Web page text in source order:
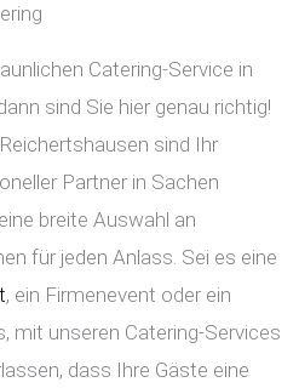
Catering-Service in
sind Sie hier genau richtig!
Reichertshausen sind Ihr
Partner in Sachen
breite Auswahl an
für jeden Anlass. Sei es eine
, ein Firmenevent oder ein
mit unseren Catering-Services
dass Ihre Gäste eine